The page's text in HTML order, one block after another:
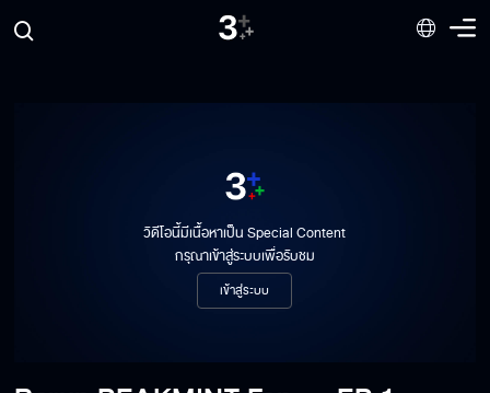
วิดีโอนี้มีเนื้อหาเป็น Special Content
กรุณาเข้าสู่ระบบเพื่อรับชม
เข้าสู่ระบบ